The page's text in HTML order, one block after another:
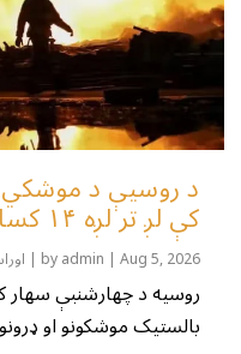
د روسیې د موشکي
کې لږ تر لږه ۱۴ کسان ووژل شول
byadmin | Aug 5, 2026
|
روسیه د چهارشنبې
بالستیک موشکونو او